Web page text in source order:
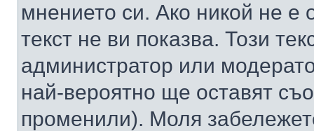
мнението си. Ако никой не е
текст не ви показва. Този
администратор или
най-вероятно ще оставят
променили). Моля